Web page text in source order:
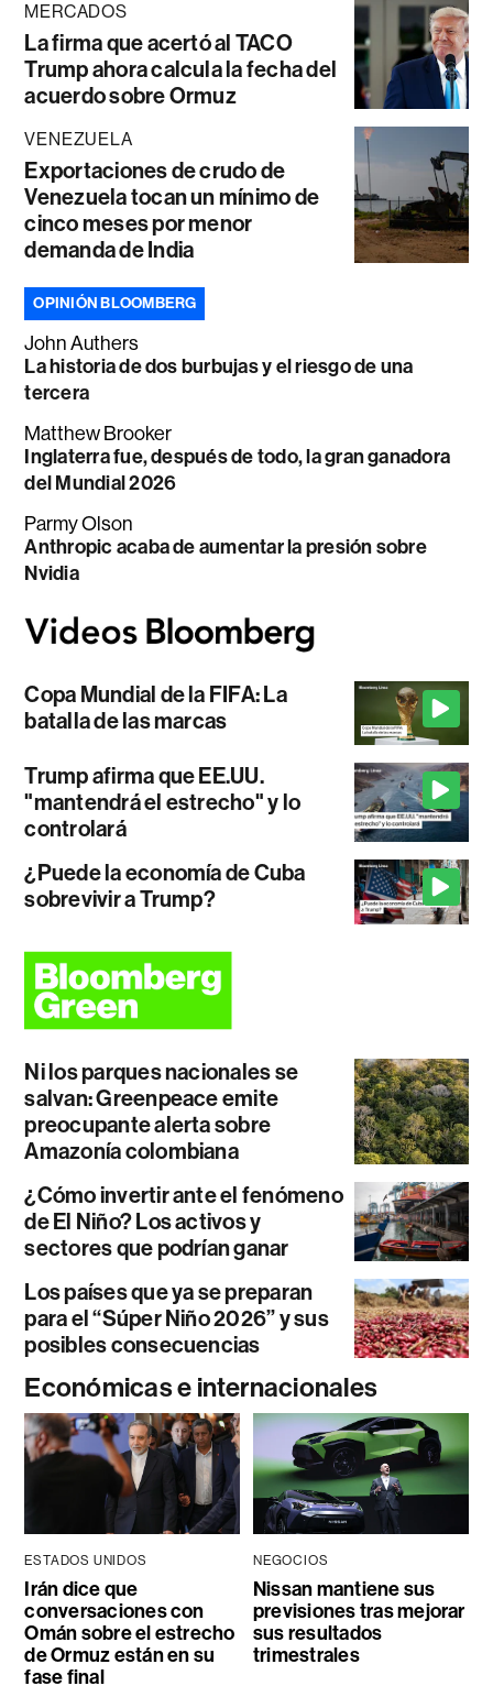
MERCADOS
La firma que acertó al TACO
Trump ahora calcula la fecha del
acuerdo sobre Ormuz
VENEZUELA
Exportaciones de crudo de
Venezuela tocan un mínimo de
cinco meses por menor
demanda de India
OPINIÓN BLOOMBERG
John Authers
La historia de dos burbujas y el riesgo de una
tercera
Matthew Brooker
Inglaterra fue, después de todo, la gran ganadora
del Mundial 2026
Parmy Olson
Anthropic acaba de aumentar la presión sobre
Nvidia
Copa Mundial de la FIFA: La
batalla de las marcas
Trump afirma que EE.UU.
"mantendrá el estrecho" y lo
controlará
¿Puede la economía de Cuba
sobrevivir a Trump?
Ni los parques nacionales se
salvan: Greenpeace emite
preocupante alerta sobre
Amazonía colombiana
¿Cómo invertir ante el fenómeno
de El Niño? Los activos y
sectores que podrían ganar
Los países que ya se preparan
para el “Súper Niño 2026” y sus
posibles consecuencias
Económicas e internacionales
ESTADOS UNIDOS
Irán dice que
conversaciones con
Omán sobre el estrecho
de Ormuz están en su
fase final
NEGOCIOS
Nissan mantiene sus
previsiones tras mejorar
sus resultados
trimestrales